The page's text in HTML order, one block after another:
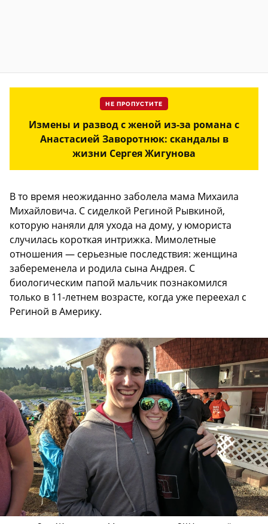
НЕ ПРОПУСТИТЕ
Измены и развод с женой из-за романа с
Анастасией Заворотнюк: скандалы в
жизни Сергея Жигунова
В то время неожиданно заболела мама Михаила
Михайловича. С сиделкой Региной Рывкиной,
которую наняли для ухода на дому, у юмориста
случилась короткая интрижка. Мимолетные
отношения — серьезные последствия: женщина
забеременела и родила сына Андрея. С
биологическим папой мальчик познакомился
только в 11-летнем возрасте, когда уже переехал с
Региной в Америку.